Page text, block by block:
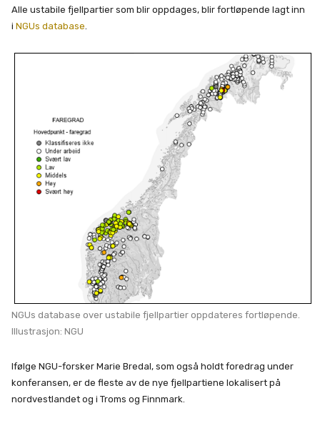
Alle ustabile fjellpartier som blir oppdages, blir fortløpende lagt inn
i NGUs database
NGUs database over ustabile fjellpartier oppdateres fortløpende.
Illustrasjon: NGU
Ifølge NGU-forsker Marie Bredal, som også holdt foredrag under
konferansen, er de fleste av de nye fjellpartiene lokalisert på
nordvestlandet og i Troms og Finnmark.